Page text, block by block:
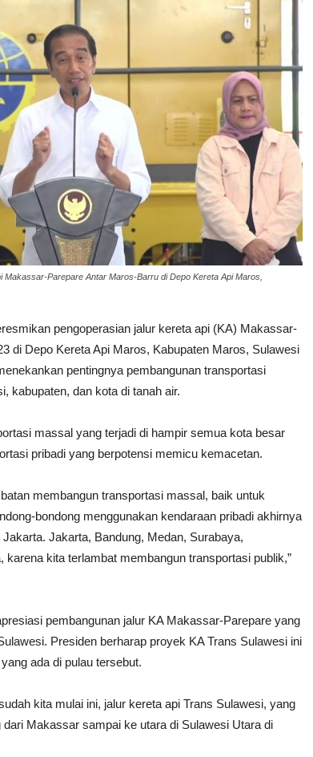
Parepare Antar Maros-Barru di Depo Kereta Api Maros,
pengoperasian jalur kereta api (KA) Makassar-
di Depo Kereta Api Maros, Kabupaten Maros, Sulawesi
pentingnya pembangunan transportasi
kabupaten, dan kota di tanah air.
massal yang terjadi di hampir semua kota besar
pribadi yang berpotensi memicu kemacetan.
membangun transportasi massal, baik untuk
bondong menggunakan kendaraan pribadi akhirnya
Jakarta, Bandung, Medan, Surabaya,
kita terlambat membangun transportasi publik,”
pembangunan jalur KA Makassar-Parepare yang
Presiden berharap proyek KA Trans Sulawesi ini
ada di pulau tersebut.
kita mulai ini, jalur kereta api Trans Sulawesi, yang
Makassar sampai ke utara di Sulawesi Utara di